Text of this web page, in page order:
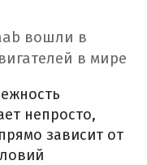
вошли в
в мире
непросто,
зависит от